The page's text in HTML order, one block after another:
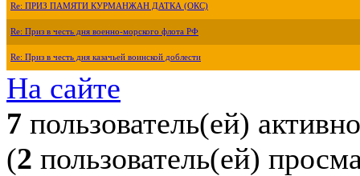
Re: ПРИЗ ПАМЯТИ КУРМАНЖАН ДАТКА (ОКС)
Re: Приз в честь дня военно-морского флота РФ
Re: Приз в честь дня казачьей воинской доблести
На сайте
7 пользователь(ей) активно
(2 пользователь(ей)